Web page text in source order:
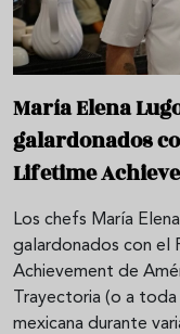
María Elena
galardonados
Lifetime
Los chefs María
galardonados con el
Achievement de
Trayectoria (o a
mexicana durante